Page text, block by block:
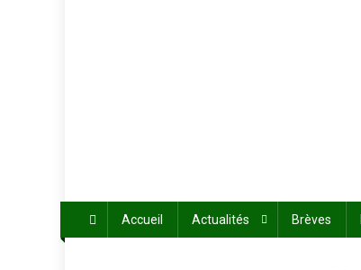
Accueil Actualités Brèves